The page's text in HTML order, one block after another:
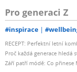
Pro generaci Z
#inspirace
RECEPT: Perfektní letní
Proč každá generace
Září patří módě: Co přinese